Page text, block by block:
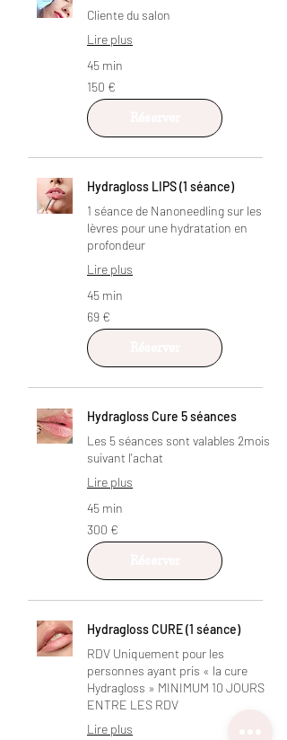
Cliente du salon
Lire plus
45 min
150
euros
150 €
Hydragloss LIPS (1 séance)
1 séance de Nanoneedling sur les
lèvres pour une hydratation en
profondeur
Lire plus
45 min
69
euros
69 €
Hydragloss Cure 5 séances
Les 5 séances sont valables 2mois
suivant l'achat
Lire plus
45 min
300
euros
300 €
Hydragloss CURE (1 séance)
RDV Uniquement pour les
personnes ayant pris « la cure
Hydragloss » MINIMUM 10 JOURS
ENTRE LES RDV
Lire plus